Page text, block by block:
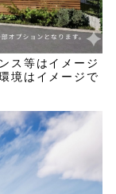
ス等はイメージ
境はイメージで